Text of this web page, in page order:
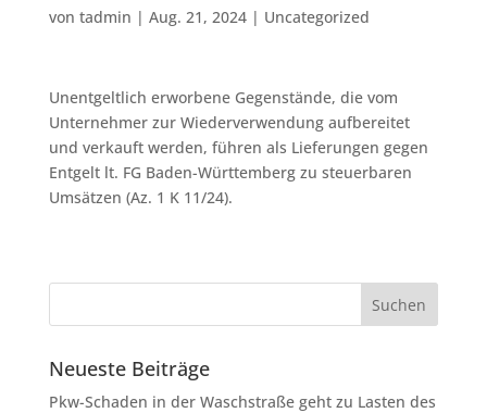
von tadmin | Aug. 21, 2024| Uncategorized
Unentgeltlich erworbene Gegenstände, die vom
Unternehmer zur Wiederverwendung aufbereitet
und verkauft werden, führen als Lieferungen gegen
Entgelt lt. FG Baden-Württemberg zu steuerbaren
Umsätzen (Az. 1 K 11/24).
Neueste Beiträge
Pkw-Schaden in der Waschstraße geht zu Lasten des